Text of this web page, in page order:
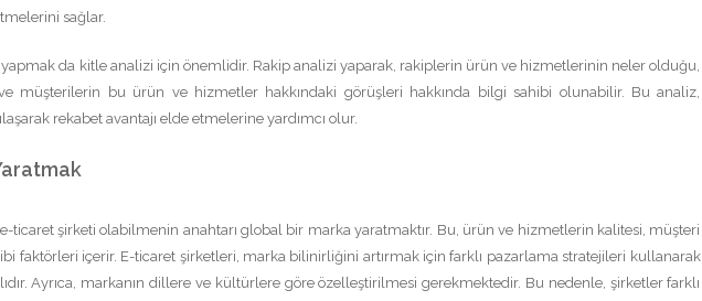
sağlar.
yapmak da kitle analizi için önemlidir. Rakip analizi yaparak, rakiplerin ürün ve hizmetlerinin neler olduğu,
müşterilerin bu ürün ve hizmetler hakkındaki görüşleri hakkında bilgi sahibi olunabilir. Bu analiz,
rekabet avantajı elde etmelerine yardımcı olur.
ticaret şirketi olabilmenin anahtarı global bir marka yaratmaktır. Bu, ürün ve hizmetlerin kalitesi, müşteri
faktörleri içerir. E-ticaret şirketleri, marka bilinirliğini artırmak için farklı pazarlama stratejileri kullanarak
Ayrıca, markanın dillere ve kültürlere göre özelleştirilmesi gerekmektedir. Bu nedenle, şirketler farklı